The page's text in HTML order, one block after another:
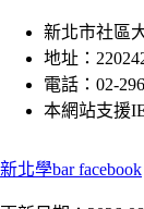
新北市社區
地址：
電話：02-
本網站支援
新北學bar facebook